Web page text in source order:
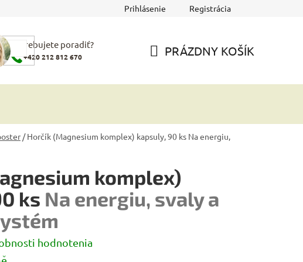
Prihlásenie Registrácia
Potrebujete poradiť?
+420 212 812 670 PRÁZDNY KOŠÍK
/ Horčík (Magnesium komplex) kapsuly, 90 ks Na energiu,
komplex)
ks Na energiu, svaly a
hodnotenia